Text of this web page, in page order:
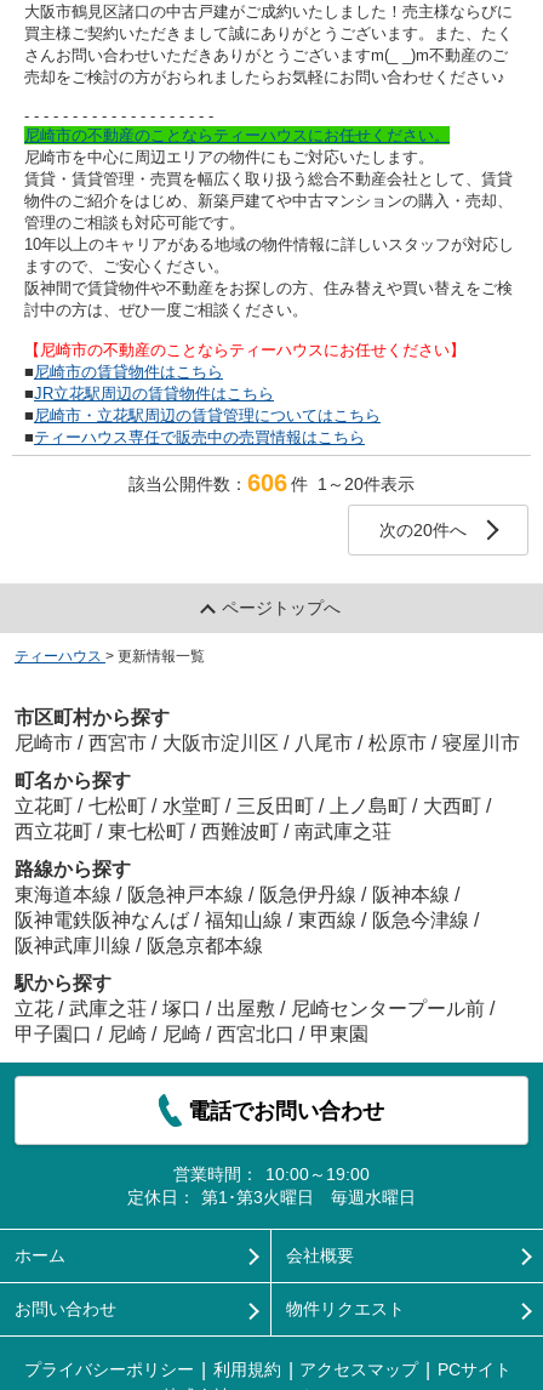
大阪市鶴見区諸口の中古戸建がご成約いたしました！売主様ならびに
買主様ご契約いただきまして誠にありがとうございます。また、たく
さんお問い合わせいただきありがとうございますm(_ _)m不動産のご
売却をご検討の方がおられましたらお気軽にお問い合わせください♪
- - - - - - - - - - - - - - - - - - - -
尼崎市の不動産のことならティーハウスにお任せください。
尼崎市を中心に周辺エリアの物件にもご対応いたします。
賃貸・賃貸管理・売買を幅広く取り扱う総合不動産会社として、賃貸
物件のご紹介をはじめ、新築戸建てや中古マンションの購入・売却、
管理のご相談も対応可能です。
10年以上のキャリアがある地域の物件情報に詳しいスタッフが対応し
ますので、ご安心ください。
阪神間で賃貸物件や不動産をお探しの方、住み替えや買い替えをご検
討中の方は、ぜひ一度ご相談ください。
【尼崎市の不動産のことならティーハウスにお任せください】
■ 尼崎市の賃貸物件はこちら
■JR立花駅周辺の賃貸物件はこちら
■ 尼崎市・立花駅周辺の賃貸管理についてはこちら
■ティーハウス専任で販売中の売買情報はこちら
該当公開件数： 606件 1～20件表示
次の20件へ
ページトップへ
ティーハウス > 更新情報一覧
市区町村から探す
尼崎市 / 西宮市 / 大阪市淀川区 / 八尾市 / 松原市 / 寝屋川市
町名から探す
立花町 / 七松町 / 水堂町 / 三反田町 / 上ノ島町 / 大西町 /
西立花町 / 東七松町 / 西難波町 / 南武庫之荘
路線から探す
東海道本線 / 阪急神戸本線 / 阪急伊丹線 / 阪神本線 /
阪神電鉄阪神なんば / 福知山線 / 東西線 / 阪急今津線 /
阪神武庫川線 / 阪急京都本線
駅から探す
立花 / 武庫之荘 / 塚口 / 出屋敷 / 尼崎センタープール前 /
甲子園口 / 尼崎 / 尼崎 / 西宮北口 / 甲東園
電話でお問い合わせ
営業時間：
10:00～19:00
定休日：
第1･第3火曜日 毎週水曜日
ホーム 会社概要
お問い合わせ 物件リクエスト
プライバシーポリシー 利用規約 アクセスマップ
PCサイト